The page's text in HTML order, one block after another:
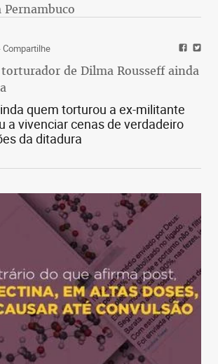
Compartilhe
de Dilma Rousseff ainda
quem torturou a ex-militante
a vivenciar cenas de verdadeiro
da ditadura